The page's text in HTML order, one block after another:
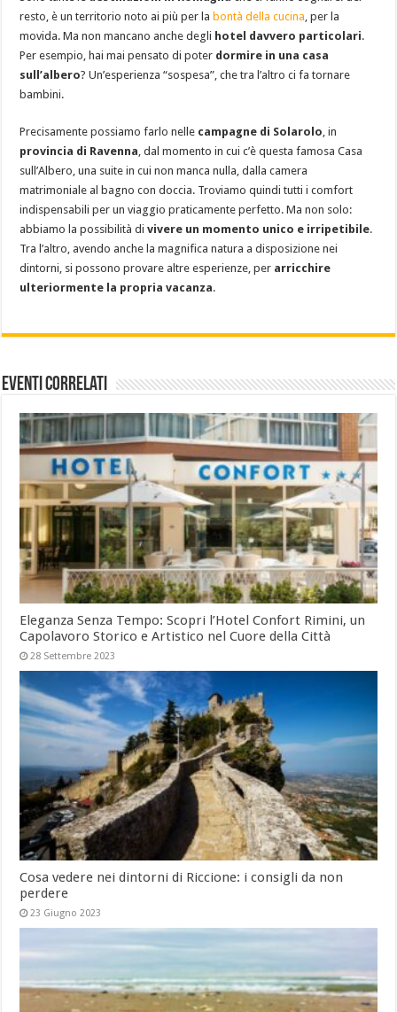
resto, è un territorio noto ai più per la bontà della cucina , per la
movida. Ma non mancano anche degli hotel davvero particolari.
Per esempio, hai mai pensato di poter dormire in una casa
sull’albero? Un’esperienza “sospesa”, che tra l’altro ci fa tornare
bambini.
Precisamente possiamo farlo nelle campagne di Solarolo , in
provincia di Ravenna , dal momento in cui c’è questa famosa Casa
sull’Albero, una suite in cui non manca nulla, dalla camera
matrimoniale al bagno con doccia. Troviamo quindi tutti i comfort
indispensabili per un viaggio praticamente perfetto. Ma non solo:
abbiamo la possibilità divivere un momento unico e irripetibile.
Tra l’altro, avendo anche la magnifica natura a disposizione nei
dintorni, si possono provare altre esperienze, per arricchire
ulteriormente la propria vacanza.
Eventi Correlati
Eleganza Senza Tempo: Scopri l’Hotel Confort Rimini, un
Capolavoro Storico e Artistico nel Cuore della Città
28 Settembre 2023
Cosa vedere nei dintorni di Riccione: i consigli da non
perdere
23 Giugno 2023